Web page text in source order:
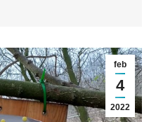
feb
4
2022